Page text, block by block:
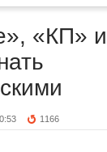
«КП»
1166